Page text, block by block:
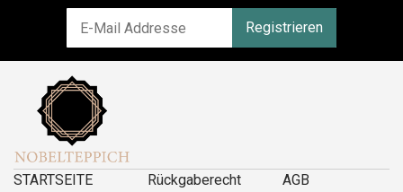
Registrieren
STARTSEITE
Rückgaberecht
AGB